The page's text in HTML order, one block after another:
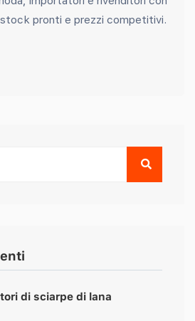
pronti e prezzi competitivi.
di sciarpe di lana